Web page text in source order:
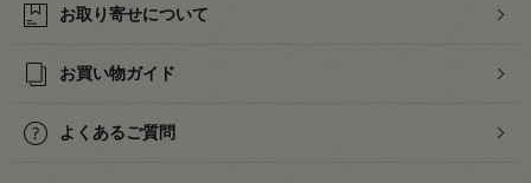
お取り寄せについて
お買い物ガイド
よくあるご質問